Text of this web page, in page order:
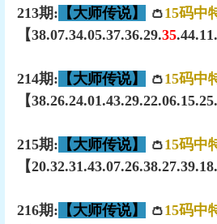
213期: 【大师传说】 👛15码中
【38.07.34.05.37.36.29.35
214期: 【大师传说】 👛15码中
【38.26.24.01.43.29.22.06.15.25.
215期: 【大师传说】 👛15码中
【
216期: 【大师传说】 👛15码中